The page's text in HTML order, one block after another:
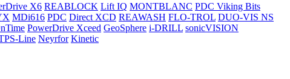
X6 REABLOCK Lift IQ MONTBLANC PDC Viking Bits
MDi616 PDC Direct XCD REAWASH FLO-TROL DUO-VIS NS
PowerDrive Xceed GeoSphere i-DRILL sonicVISION
Line Neyrfor Kinetic